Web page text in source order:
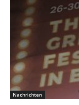
Nachrichten